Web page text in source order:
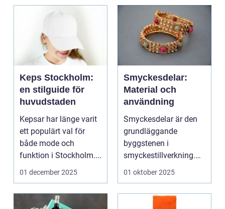
Keps Stockholm:
en stilguide för
huvudstaden
Kepsar har länge varit
ett populärt val för
både mode och
funktion i Stockholm....
01 december 2025
Smyckesdelar:
Material och
användning
Smyckesdelar är den
grundläggande
byggstenen i
smyckestillverkning.
De ger utrymme fö...
01 oktober 2025